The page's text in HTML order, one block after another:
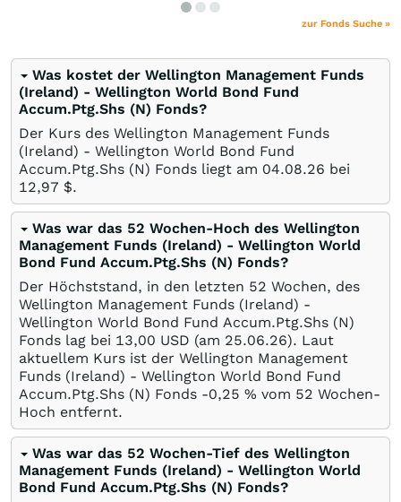
zur Fonds Suche »
Was kostet der Wellington Management Funds
(Ireland) - Wellington World Bond Fund
Accum.Ptg.Shs (N) Fonds?
Der Kurs des Wellington Management Funds
(Ireland) - Wellington World Bond Fund
Accum.Ptg.Shs (N) Fonds liegt am 04.08.26 bei
12,97 $.
Was war das 52 Wochen-Hoch des Wellington
Management Funds (Ireland) - Wellington World
Bond Fund Accum.Ptg.Shs (N) Fonds?
Der Höchststand, in den letzten 52 Wochen, des
Wellington Management Funds (Ireland) -
Wellington World Bond Fund Accum.Ptg.Shs (N)
Fonds lag bei 13,00 USD (am 25.06.26). Laut
aktuellem Kurs ist der Wellington Management
Funds (Ireland) - Wellington World Bond Fund
Accum.Ptg.Shs (N) Fonds -0,25 % vom 52 Wochen-
Hoch entfernt.
Was war das 52 Wochen-Tief des Wellington
Management Funds (Ireland) - Wellington World
Bond Fund Accum.Ptg.Shs (N) Fonds?